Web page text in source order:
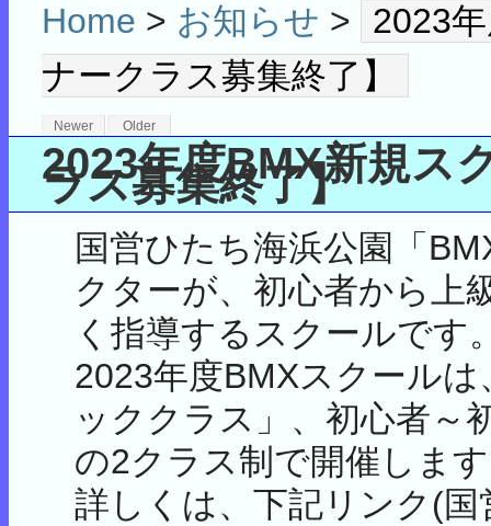
Home > お知らせ >
2023
ナークラス募集終了】
Newer Older
2023年度BMX新規ス
ラス募集終了】
国営ひたち海浜公園「
クターが、初心者から上
く指導するスクールです
2023年度BMXスクール
ッククラス」、初心者～
の2クラス制で開催しま
詳しくは、下記リンク(